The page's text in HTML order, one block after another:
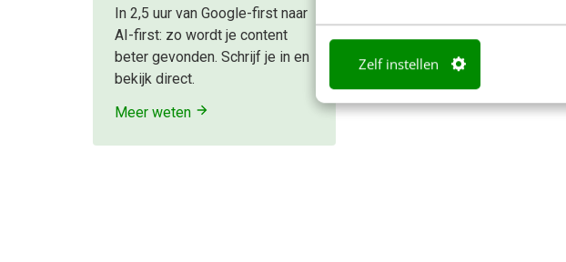
Zelf instellen
In 2,5 uur van Google-first naar
AI-first: zo wordt je content
beter gevonden. Schrijf je in en
bekijk direct.
Meer weten